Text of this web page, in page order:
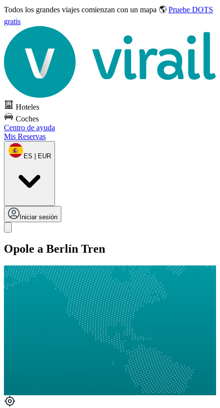
Todos los grandes viajes comienzan con un mapa 🌎 Pruebe DOTS
gratis
Hoteles
Coches
Centro de ayuda
Mis Reservas
ES | EUR
Iniciar sesión
Opole a Berlín Tren